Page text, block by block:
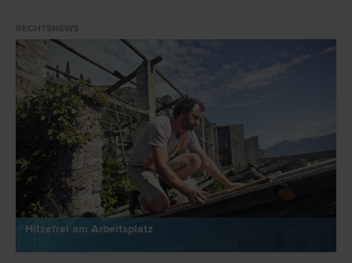
Hitzefrei am Arbeitsplatz